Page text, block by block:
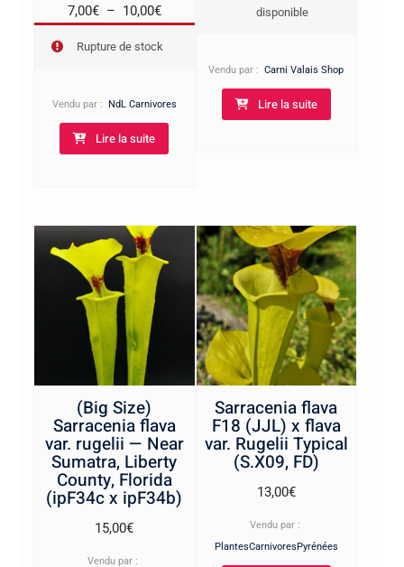
7,00€ – 10,00€Plage
à
10,00€
Rupture de stock
Vendu par : NdL Carnivores
Lire la suite
disponible
Vendu par :Carni Valais Shop
Lire la suite
(Big Size)
Sarracenia flava
var. rugelii — Near
Sumatra, Liberty
County, Florida
(ipF34c x ipF34b)
15,00€
Vendu par :
Sarracenia flava
F18 (JJL) x flava
var. Rugelii Typical
(S.X09, FD)
13,00€
Vendu par :
PlantesCarnivoresPyrénées